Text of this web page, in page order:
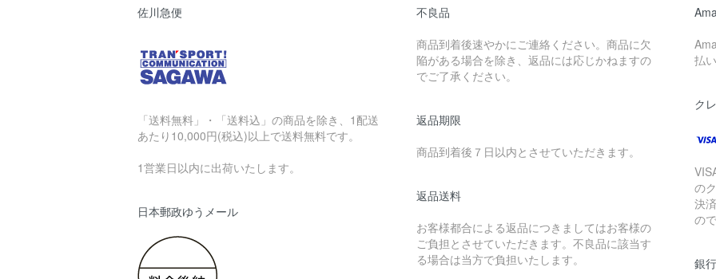
佐川急便
「送料無料」・「送料込」の商品を除き、1配送
あたり10,000円(税込)以上で送料無料です。
1営業日以内に出荷いたします。
日本郵政ゆうメール
不良品
商品到着後速やかにご連絡ください。商品に欠
陥がある場合を除き、返品には応じかねますの
でご了承ください。
返品期限
商品到着後７日以内とさせていただきます。
返品送料
お客様都合による返品につきましてはお客様の
ご負担とさせていただきます。不良品に該当す
る場合は当方で負担いたします。
払
ク
の
決
の
銀